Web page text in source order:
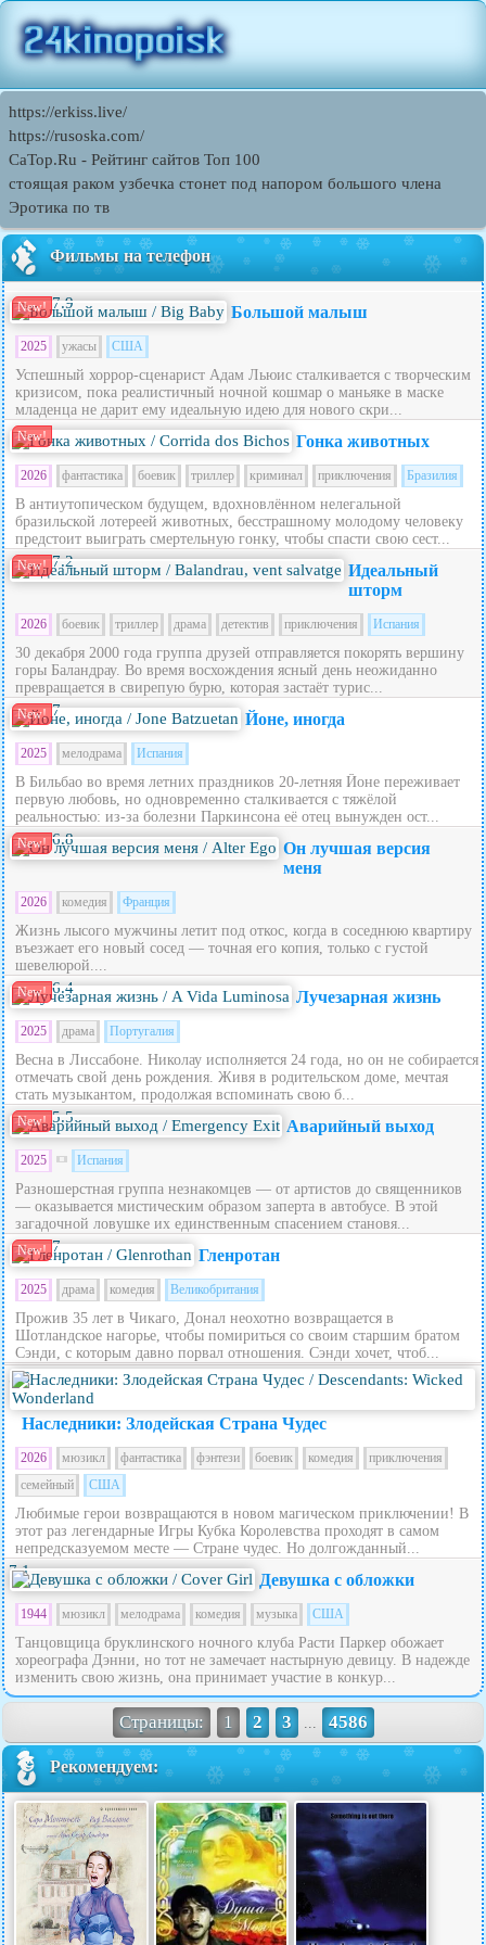
https://erkiss.live/
https://rusoska.com/
CaTop.Ru - Рейтинг сайтов Toп 100
стоящая раком узбечка стонет под напором большого члена
Эротика по тв
Фильмы на телефон
New! 7.9 Большой малыш
2025 ужасы США
Успешный хоррор-сценарист Адам Льюис сталкивается с творческим
кризисом, пока реалистичный ночной кошмар о маньяке в маске
младенца не дарит ему идеальную идею для нового скри...
New! Гонка животных
2026 фантастика боевик триллер криминал приключения Бразилия
В антиутопическом будущем, вдохновлённом нелегальной
бразильской лотереей животных, бесстрашному молодому человеку
предстоит выиграть смертельную гонку, чтобы спасти свою сест...
New! 7.2
Идеальный
шторм
2026 боевик триллер драма детектив приключения Испания
30 декабря 2000 года группа друзей отправляется покорять вершину
горы Баландрау. Во время восхождения ясный день неожиданно
превращается в свирепую бурю, которая застаёт турис...
New! 7 Йоне, иногда
2025 мелодрама Испания
В Бильбао во время летних праздников 20‑летняя Йоне переживает
первую любовь, но одновременно сталкивается с тяжёлой
реальностью: из‑за болезни Паркинсона её отец вынужден ост...
New! 6.8
Он лучшая версия
меня
2026 комедия Франция
Жизнь лысого мужчины летит под откос, когда в соседнюю квартиру
въезжает его новый сосед — точная его копия, только с густой
шевелюрой....
New! 6.4 Лучезарная жизнь
2025 драма Португалия
Весна в Лиссабоне. Николау исполняется 24 года, но он не собирается
отмечать свой день рождения. Живя в родительском доме, мечтая
стать музыкантом, продолжая вспоминать свою б...
New! 5.5 Аварийный выход
2025 Испания
Разношерстная группа незнакомцев — от артистов до священников
— оказывается мистическим образом заперта в автобусе. В этой
загадочной ловушке их единственным спасением становя...
New! 7 Гленротан
2025 драма комедия Великобритания
Прожив 35 лет в Чикаго, Донал неохотно возвращается в
Шотландское нагорье, чтобы помириться со своим старшим братом
Сэнди, с которым давно порвал отношения. Сэнди хочет, чтоб...
5.6
Наследники: Злодейская Страна Чудес
2026 мюзикл фантастика фэнтези боевик комедия
приключения
семейный
США
Любимые герои возвращаются в новом магическом приключении! В
этот раз легендарные Игры Кубка Королевства проходят в самом
непредсказуемом месте — Стране чудес. Но долгожданный...
7.1 Девушка с обложки
1944 мюзикл мелодрама комедия музыка США
Танцовщица бруклинского ночного клуба Расти Паркер обожает
хореографа Дэнни, но тот не замечает настырную девицу. В надежде
изменить свою жизнь, она принимает участие в конкур...
Страницы: 1 2 3 ... 4586
Рекомендуем: